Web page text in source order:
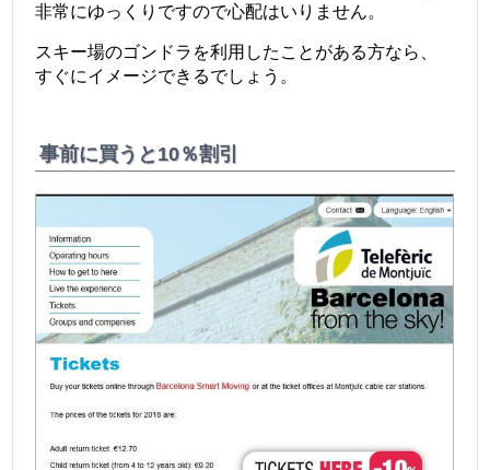
非常にゆっくりですので心配はいりません。
スキー場のゴンドラを利用したことがある方なら、
すぐにイメージできるでしょう。
事前に買うと10％割引